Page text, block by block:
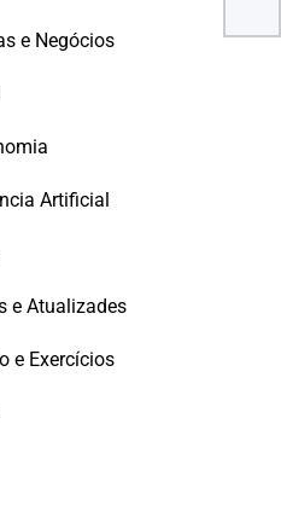
e Negócios
Artificial
e Atualizades
e Exercícios